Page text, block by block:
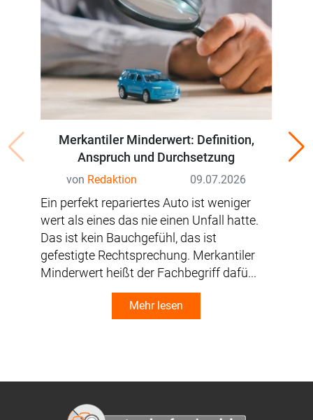
Merkantiler Minderwert: Definition,
Anspruch und Durchsetzung
von Redaktion 09.07.2026
Ein perfekt repariertes Auto ist weniger
wert als eines das nie einen Unfall hatte.
Das ist kein Bauchgefühl, das ist
gefestigte Rechtsprechung. Merkantiler
Minderwert heißt der Fachbegriff dafü...
Mehr lesen